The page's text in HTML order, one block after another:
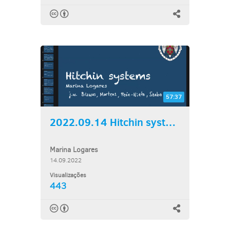
57:37
2022.09.14 Hitchin systems
Marina Logares
14.09.2022
Visualizações
443